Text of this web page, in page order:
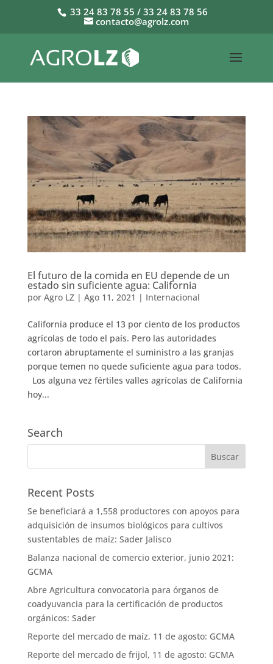
33 24 83 78 55 / 33 24 83 78 56
contacto@agrolz.com
El futuro de la comida en EU depende de un
estado sin suficiente agua: California
por Agro LZ| Ago 11, 2021 | Internacional
California produce el 13 por ciento de los productos
agrícolas de todo el país. Pero las autoridades
cortaron abruptamente el suministro a las granjas
porque temen no quede suficiente agua para todos.
Los alguna vez fértiles valles agrícolas de California
hoy...
Search
Recent Posts
Se beneficiará a 1,558 productores con apoyos para
adquisición de insumos biológicos para cultivos
sustentables de maíz: Sader Jalisco
Balanza nacional de comercio exterior, junio 2021:
GCMA
Abre Agricultura convocatoria para órganos de
coadyuvancia para la certificación de productos
orgánicos: Sader
Reporte del mercado de maíz, 11 de agosto: GCMA
Reporte del mercado de frijol, 11 de agosto: GCMA